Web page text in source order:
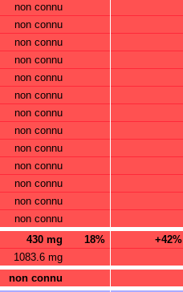
non connu
non connu
non connu
non connu
non connu
non connu
non connu
non connu
non connu
non connu
non connu
non connu
non connu
430 mg 18%
+42%
1083.6 mg
non connu